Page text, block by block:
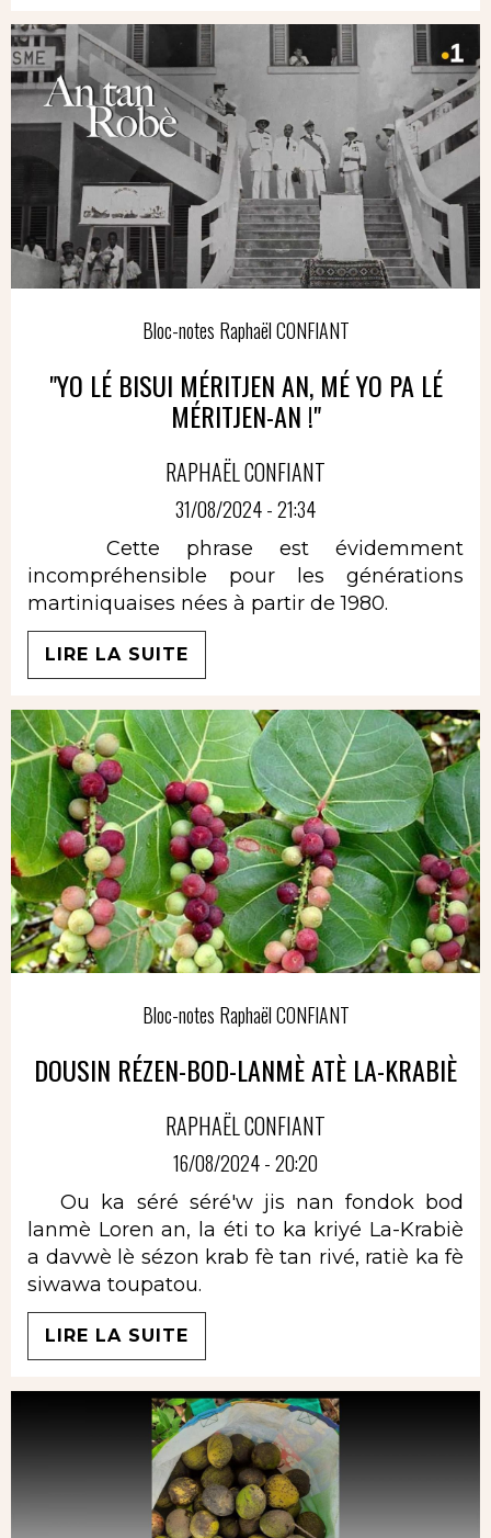
Bloc-notes Raphaël CONFIANT
"YO LÉ BISUI MÉRITJEN AN, MÉ YO PA LÉ
MÉRITJEN-AN !"
RAPHAËL CONFIANT
31/08/2024 - 21:34
Cette phrase est évidemment
incompréhensible pour les générations
martiniquaises nées à partir de 1980.
LIRE LA SUITE
Bloc-notes Raphaël CONFIANT
DOUSIN RÉZEN-BOD-LANMÈ ATÈ LA-KRABIÈ
RAPHAËL CONFIANT
16/08/2024 - 20:20
Ou ka séré séré'w jis nan fondok bod
lanmè Loren an, la éti to ka kriyé La-Krabiè
a davwè lè sézon krab fè tan rivé, ratiè ka fè
siwawa toupatou.
LIRE LA SUITE